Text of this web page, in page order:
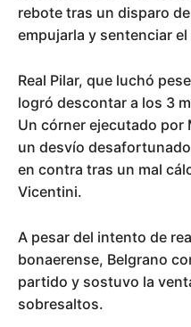
rebote tras un disparo
empujarla y sentenciar
Real Pilar, que luchó
logró descontar a los 3
Un córner ejecutado
un desvío
en contra tras un mal
Vicentini.
A pesar del intento de
bonaerense, Belgrano
partido y sostuvo la
sobresaltos.